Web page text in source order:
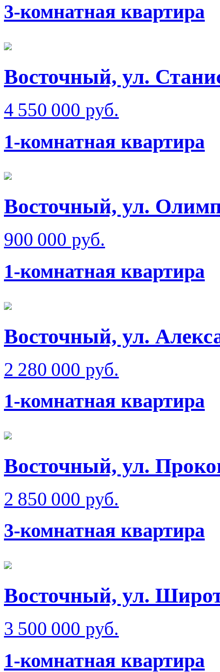
3-комнатная квартира
Восточный, ул.
4 550 000 руб.
1-комнатная квартира
Восточный, ул.
900 000 руб.
1-комнатная квартира
Восточный, ул.
2 280 000 руб.
1-комнатная квартира
Восточный, ул.
2 850 000 руб.
3-комнатная квартира
Восточный, ул.
3 500 000 руб.
1-комнатная квартира